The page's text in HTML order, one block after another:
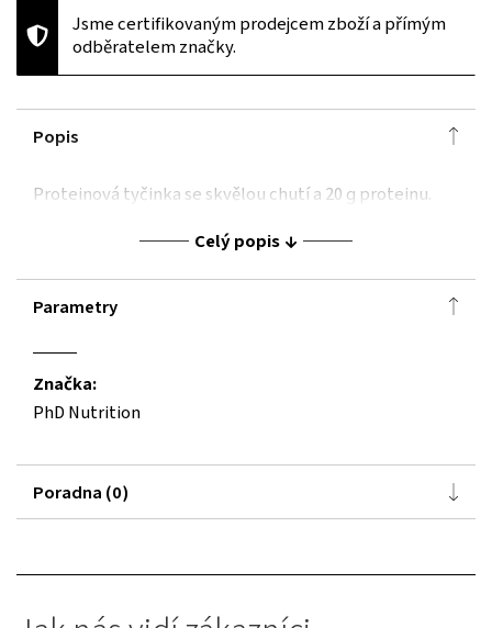
Jsme certifikovaným prodejcem zboží a přímým
odběratelem značky.
Popis
Proteinová tyčinka se skvělou chutí a 20 g proteinu.
Celý popis
Parametry
Značka:
PhD Nutrition
Poradna (0)